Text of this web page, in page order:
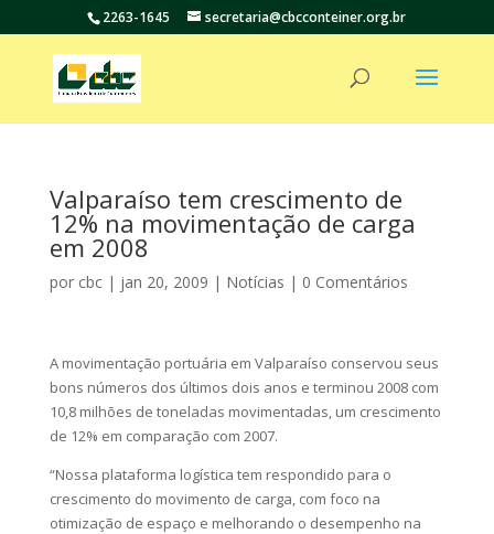
2263-1645 secretaria@cbcconteiner.org.br
Valparaíso tem crescimento de
12% na movimentação de carga
em 2008
por cbc| jan 20, 2009 | Notícias | 0 Comentários
A movimentação portuária em Valparaíso conservou seus
bons números dos últimos dois anos e terminou 2008 com
10,8 milhões de toneladas movimentadas, um crescimento
de 12% em comparação com 2007.
“Nossa plataforma logística tem respondido para o
crescimento do movimento de carga, com foco na
otimização de espaço e melhorando o desempenho na